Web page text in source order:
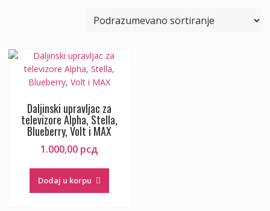
Daljinski upravljac za
televizore Alpha, Stella,
Blueberry, Volt i MAX
1.000,00 рсд
Dodaj u korpu